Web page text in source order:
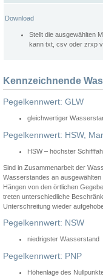
Download
Stellt die ausgewählten
kann txt, csv oder zrxp
Kennzeichnende
Pegelkennwert: GLW
gleichwertiger
Pegelkennwert: HSW,
HSW – höchster
Sind in Zusammenarbeit der
Wasserstandes an
Hängen von den örtlichen
treten unterschiedliche
Unterschreitung wieder
Pegelkennwert: NSW
niedrigster Wasserstand
Pegelkennwert: PNP
Höhenlage des